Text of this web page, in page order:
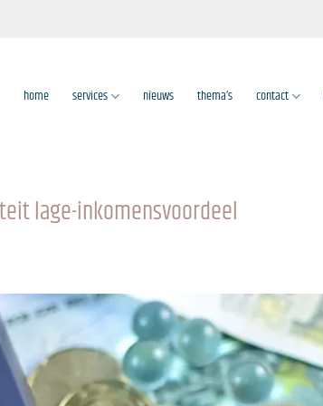
home services nieuws thema’s contact
lage-inkomensvoordeel